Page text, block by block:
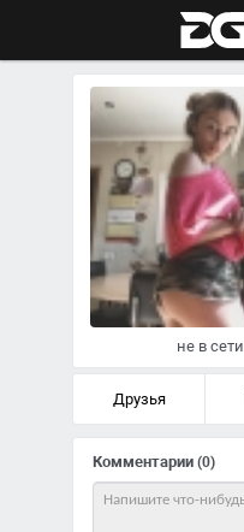
не в сети
Друзья
Комментарии (0)